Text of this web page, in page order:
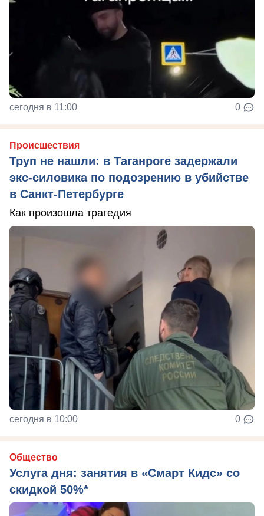
сегодня в 11:00 0
Происшествия
Труп не нашли: в Таганроге задержали
экс-силовика по подозрению в убийстве
в Санкт-Петербурге
Как произошла трагедия
сегодня в 10:00 0
Общество
Услуга дня: занятия в «Смарт Кидс» со
скидкой 50%*